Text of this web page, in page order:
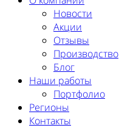
Новости
Акции
Отзывы
Производство
Блог
Наши работы
Портфолио
Регионы
Контакты